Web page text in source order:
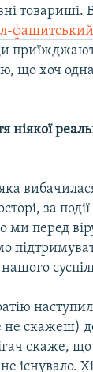
товариші.
фашитський
що хоч
ніякої
за
ми перед
не скажеш)
скаже, що
існувало.